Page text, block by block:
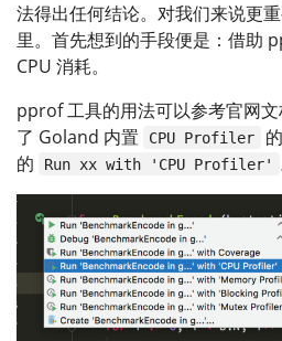
法得出任何结论。对我们来说更
里。首先想到的手段便是：借助
CPU 消耗。
pprof 工具的用法可以参考官网
了 Goland 内置
CPU Profiler
的
Run xx with 'CPU Profiler'